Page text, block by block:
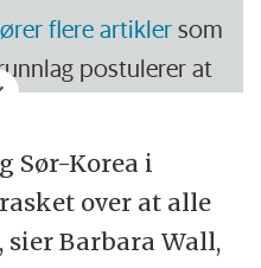
flere artikler som
postulerer at
blodtype.
omjapanske
ogpornografiske
Sør-Korea i
over at alle
Barbara Wall,